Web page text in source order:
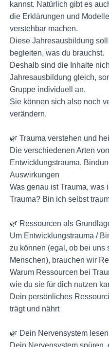
kannst. Natürlich gibt es
die Erklärungen und
verstehbar machen.
Diese Jahresausbildung
begleiten, was du brauchst.
Deshalb sind die Inhalte
Jahresausbildung gleich,
Gruppe individuell an.
Sie können sich also noch
verändern.
🌿 Trauma verstehen und
Die verschiedenen Arten
Entwicklungstrauma,
Auswirkungen
Was genau ist Trauma, was
Trauma? Bin ich selbst
🌿 Ressourcen als
Um Entwicklungstrauma /
zu können (egal, ob bei uns
Menschen), brauchen wir
Warum Ressourcen bei
wie du sie für dich nutzen
Dein persönliches
trägt und nährt
🌿 Dein Nervensystem lesen
Dein Nervensystem